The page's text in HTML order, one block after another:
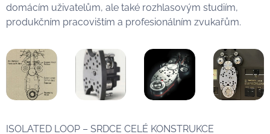
domácím uživatelům, ale také rozhlasovým studiím,
produkčním pracovištím a profesionálním zvukařům.
ISOLATED LOOP – SRDCE CELÉ KONSTRUKCE